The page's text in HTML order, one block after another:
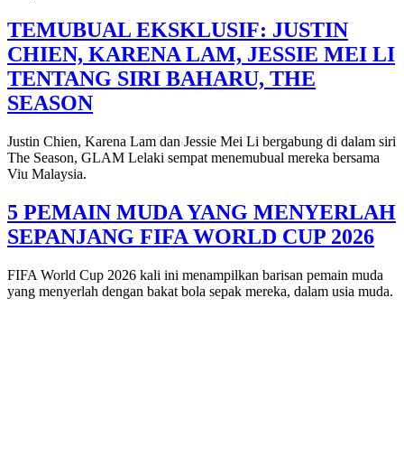
TEMUBUAL EKSKLUSIF: JUSTIN
CHIEN, KARENA LAM, JESSIE MEI LI
TENTANG SIRI BAHARU, THE
SEASON
Justin Chien, Karena Lam dan Jessie Mei Li bergabung di dalam siri
The Season, GLAM Lelaki sempat menemubual mereka bersama
Viu Malaysia.
5 PEMAIN MUDA YANG MENYERLAH
SEPANJANG FIFA WORLD CUP 2026
FIFA World Cup 2026 kali ini menampilkan barisan pemain muda
yang menyerlah dengan bakat bola sepak mereka, dalam usia muda.